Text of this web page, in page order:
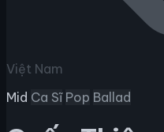
Việt Nam
Mid Ca Sĩ Pop Ballad